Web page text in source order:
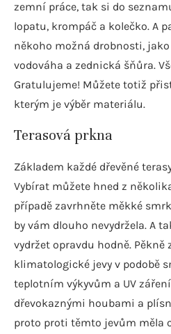
zemní práce, tak si do
lopatu, krompáč a kolečko. A
někoho možná drobnosti,
vodováha a zednická šňůra.
Gratulujeme! Můžete totiž
kterým je výběr materiálu.
Terasová prkna
Základem každé dřevěné
Vybírat můžete hned z
případě zavrhněte měkké
by vám dlouho nevydržela. A
vydržet opravdu hodně.
klimatologické jevy v podobě
teplotním výkyvům a UV
dřevokaznými houbami a
proto proti těmto jevům měla